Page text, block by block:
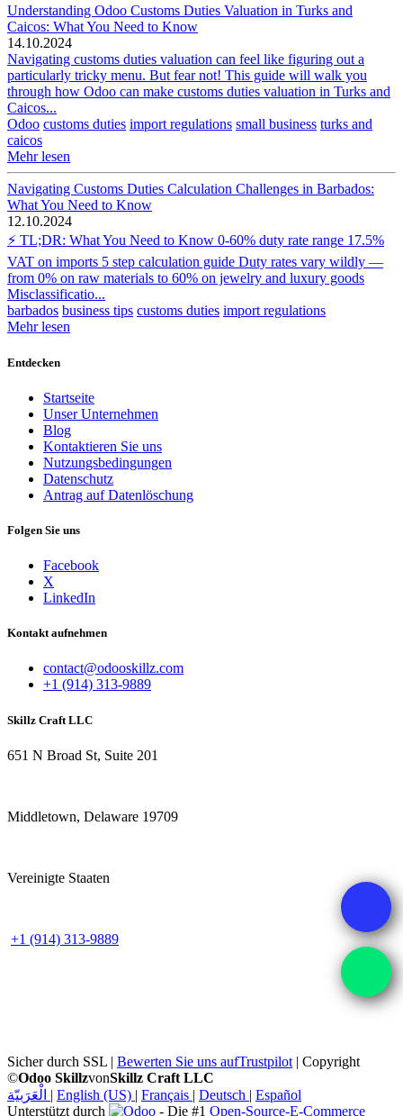
Understanding Odoo Customs Duties Valuation in Turks and
Caicos: What You Need to Know
14.10.2024
Navigating customs duties valuation can feel like figuring out a
particularly tricky menu. But fear not! This guide will walk you
through how Odoo can make customs duties valuation in Turks and
Caicos...
Odoo customs duties import regulations small business turks and
caicos
Mehr lesen
Navigating Customs Duties Calculation Challenges in Barbados:
What You Need to Know
12.10.2024
⚡ TL;DR: What You Need to Know 0-60% duty rate range 17.5%
VAT on imports 5 step calculation guide Duty rates vary wildly —
from 0% on raw materials to 60% on jewelry and luxury goods
Misclassificatio...
barbados business tips customs duties import regulations
Mehr lesen
Entdecken
Startseite
Unser Unternehmen
Blog
Kontaktieren Sie uns
Nutzungsbedingungen
Datenschutz
Antrag auf Datenlöschung
Folgen Sie uns
Facebook
X
LinkedIn
Kontakt aufnehmen
contact@odooskillz.com
+1 (914) 313-9889
Skillz Craft LLC
651 N Broad St, Suite 201
Middletown, Delaware 19709
Vereinigte Staaten
+1 (914) 313-9889
Sicher durch SSL | Bewerten Sie uns aufTrustpilot | Copyright
©Odoo SkillzvonSkillz Craft LLC
الْعَرَبيّة | English (US) | Français | Deutsch | Español
Unterstützt durch
- Die #1 Open-Source-E-Commerce